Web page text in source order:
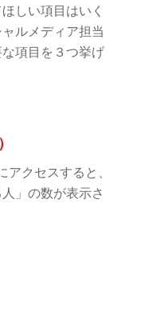
しい項目はいく
ルメディア担当
項目を３つ挙げ
クセスすると、
」の数が表示さ